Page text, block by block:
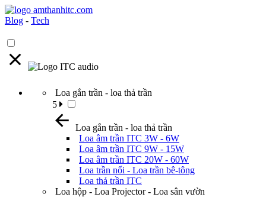
Blog - Tech
Loa gắn trần - loa thả trần
5
Loa gắn trần - loa thả trần
Loa âm trần ITC 3W - 6W
Loa âm trần ITC 9W - 15W
Loa âm trần ITC 20W - 60W
Loa trần nổi - Loa trần bê-tông
Loa thả trần ITC
Loa hộp - Loa Projector - Loa sân vườn